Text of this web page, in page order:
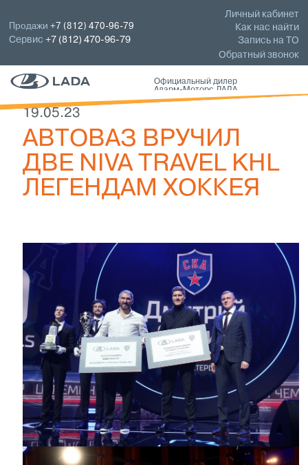
Личный кабинет
Как нас найти
Запись на ТО
Обратный звонок
Продажи+7 (812) 470-96-79
Сервис+7 (812) 470-96-79
Официальный дилер
Аларм-Моторс ЛАДА
19.05.23
АВТОВАЗ ВРУЧИЛ
ДВЕ NIVA TRAVEL KHL
ЛЕГЕНДАМ ХОККЕЯ